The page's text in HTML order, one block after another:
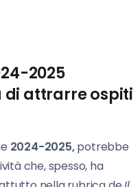
2025
attrarre ospiti
2024-2025,potrebbe
che, spesso, ha